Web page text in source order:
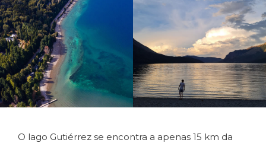
O lago Gutiérrez se encontra a apenas 15 km da